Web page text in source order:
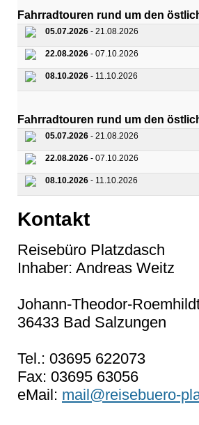
Fahrradtouren rund um den
05.07.2026 - 21.08.2026
22.08.2026 - 07.10.2026
08.10.2026 - 11.10.2026
Fahrradtouren rund um den
05.07.2026 - 21.08.2026
22.08.2026 - 07.10.2026
08.10.2026 - 11.10.2026
Kontakt
Reisebüro Platzdasch
Inhaber: Andreas Weitz
Johann-Theodor-
36433 Bad Salzungen
Tel.: 03695 622073
Fax: 03695 63056
eMail: mail@reisebuero-